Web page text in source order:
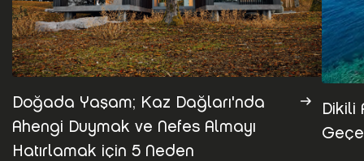
Doğada Yaşam; Kaz Dağları'nda
Ahengi Duymak ve Nefes Almayı
Hatırlamak için 5 Neden
Dikili